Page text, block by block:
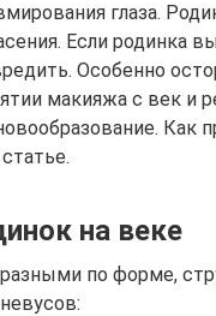
глаза.
Если родинка
Особенно
макияжа с век и
Как
на веке
по форме,